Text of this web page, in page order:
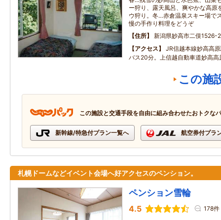
ー狩り、露天風呂、爽やかな高
ウ狩り。冬…赤倉温泉スキー場で
慢の手作り料理をどうぞ
住所
新潟県妙高市二俣1526-
アクセス
JR信越本線妙高高
バス20分。上信越自動車道妙高高
この施
この施設と交通手段を自由に組み合わせたおトクな
新幹線/特急付プラン一覧へ 航空券付プラ
札幌ドームなどイベント会場へ好アクセスのペンション。
ペンション雪輪
4.5 178件